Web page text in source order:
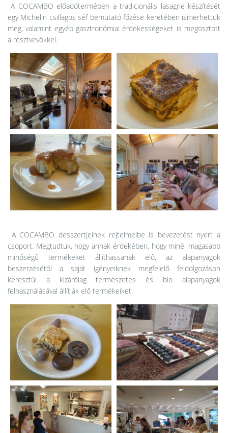
A COCAMBO előadótermében a tradicionális lasagne készítését
egy Michelin csillagos séf bemutató főzése keretében ismerhettük
meg, valamint egyéb gasztronómiai érdekességeket is megosztott
a résztvevőkkel.
A COCAMBO desszertjeinek rejtelmeibe is bevezetést nyert a
csoport. Megtudtuk, hogy annak érdekében, hogy minél magasabb
minőségű termékeket állíthassanak elő, az alapanyagok
beszerzésétől a saját igényeiknek megfelelő feldolgozáson
keresztül a kizárólag természetes és bio alapanyagok
felhasználásával állítják elő termékeiket.